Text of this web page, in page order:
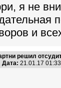
я не
и
решил
Дата: 21.01.17